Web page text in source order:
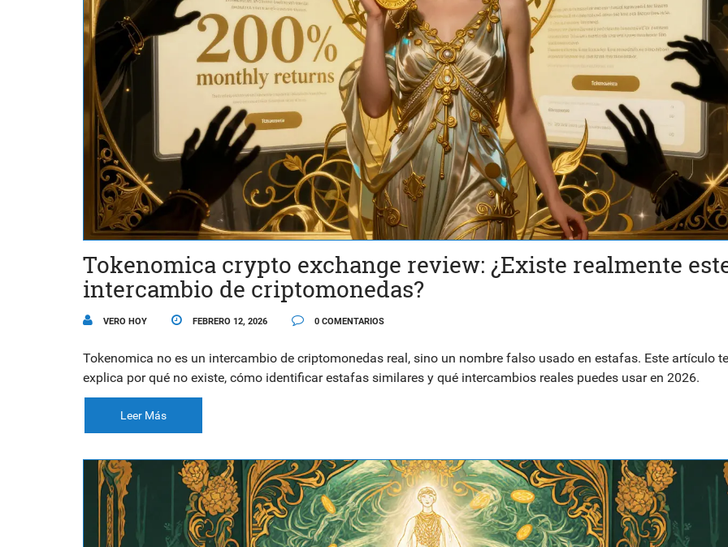
Tokenomica crypto exchange review: ¿Existe realmente
intercambio de criptomonedas?
VERO HOY FEBRERO 12, 2026 0 COMENTARIOS
Tokenomica no es un intercambio de criptomonedas real, sino un nombre falso usado en estafas. Este artículo te
explica por qué no existe, cómo identificar estafas similares y qué intercambios reales puedes usar en 2026.
Leer Más